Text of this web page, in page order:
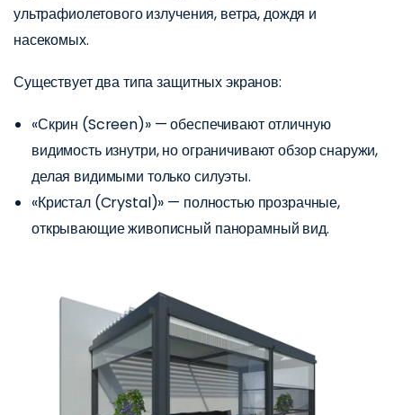
ультрафиолетового излучения, ветра, дождя и
насекомых.
Существует два типа защитных экранов:
«Скрин (Screen)» — обеспечивают отличную
видимость изнутри, но ограничивают обзор снаружи,
делая видимыми только силуэты.
«Кристал (Crystal)» — полностью прозрачные,
открывающие живописный панорамный вид.